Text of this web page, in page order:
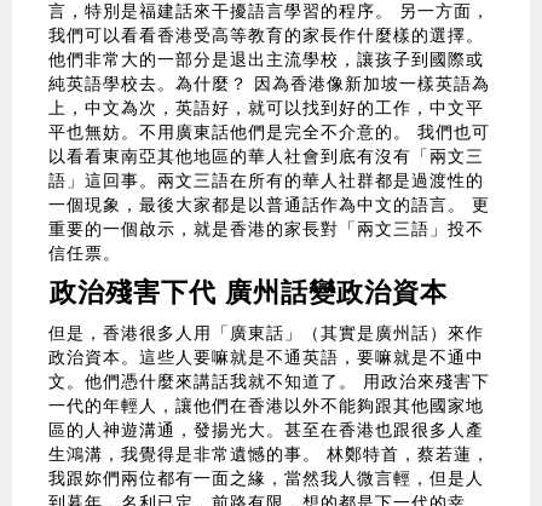
言，特別是福建話來干擾語言學習的程序。 另一方面，
我們可以看看香港受高等教育的家長作什麼樣的選擇。
他們非常大的一部分是退出主流學校，讓孩子到國際或
純英語學校去。為什麼？ 因為香港像新加坡一樣英語為
上，中文為次，英語好，就可以找到好的工作，中文平
平也無妨。不用廣東話他們是完全不介意的。 我們也可
以看看東南亞其他地區的華人社會到底有沒有「兩文三
語」這回事。兩文三語在所有的華人社群都是過渡性的
一個現象，最後大家都是以普通話作為中文的語言。 更
重要的一個啟示，就是香港的家長對「兩文三語」投不
信任票。
政治殘害下代 廣州話變政治資本
但是，香港很多人用「廣東話」（其實是廣州話）來作
政治資本。這些人要嘛就是不通英語，要嘛就是不通中
文。他們憑什麼來講話我就不知道了。 用政治來殘害下
一代的年輕人，讓他們在香港以外不能夠跟其他國家地
區的人神遊溝通，發揚光大。甚至在香港也跟很多人產
生鴻溝，我覺得是非常遺憾的事。 林鄭特首，蔡若蓮，
我跟妳們兩位都有一面之緣，當然我人微言輕，但是人